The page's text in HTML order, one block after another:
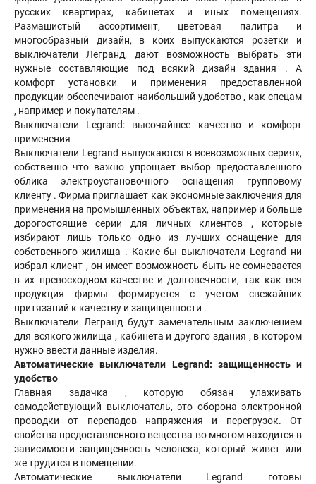
русских квартирах, кабинетах и иных помещениях.
Размашистый ассортимент, цветовая палитра и
многообразный дизайн, в коих выпускаются розетки и
выключатели Легранд, дают возможность выбрать эти
нужные составляющие под всякий дизайн здания . А
комфорт установки и применения предоставленной
продукции обеспечивают наибольший удобство , как спецам
, например и покупателям .
Выключатели Legrand: высочайшее качество и комфорт
применения
Выключатели Legrand выпускаются в всевозможных сериях,
собственно что важно упрощает выбор предоставленного
облика электроустановочного оснащения групповому
клиенту . Фирма приглашает как экономные заключения для
применения на промышленных объектах, например и больше
дорогостоящие серии для личных клиентов , которые
избирают лишь только одно из лучших оснащение для
собственного жилища . Какие бы выключатели Legrand ни
избрал клиент , он имеет возможность быть не сомневается
в их превосходном качестве и долговечности, так как вся
продукция фирмы формируется с учетом свежайших
притязаний к качеству и защищенности .
Выключатели Легранд будут замечательным заключением
для всякого жилища , кабинета и другого здания , в котором
нужно ввести данные изделия.
Автоматические выключатели Legrand: защищенность и
удобство
Главная задачка , которую обязан улаживать
самодействующий выключатель, это оборона электронной
проводки от перепадов напряжения и перегрузок. От
свойства предоставленного вещества во многом находится в
зависимости защищенность человека, который живет или
же трудится в помещении.
Автоматические выключатели Legrand готовы